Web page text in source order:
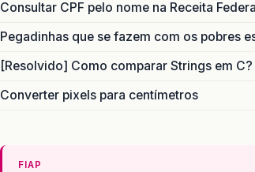
Consultar CPF pelo nome na Receita Federal
Pegadinhas que se fazem com os pobres
[Resolvido] Como comparar Strings em C?
Converter pixels para centímetros
FIAP